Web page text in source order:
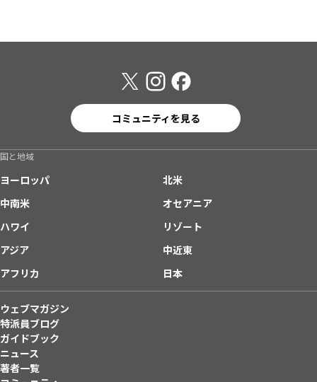
コミュニティを見る
国と地域
ヨーロッパ
北米
中南米
オセアニア
ハワイ
リゾート
アジア
中近東
アフリカ
日本
ウェブマガジン
特派員ブログ
ガイドブック
ニュース
著者一覧